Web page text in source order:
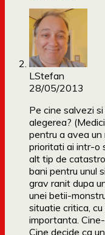
LStefan
28/05/2013
Pe cine salvezi
alegerea?
pentru a avea un
prioritati ai intr-o
alt tip de
bani pentru unul
grav ranit dupa
unei betii-
situatie critica,
importanta.
Cine decide ca